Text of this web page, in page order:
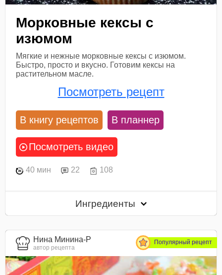
Морковные кексы с
изюмом
Мягкие и нежные морковные кексы с изюмом.
Быстро, просто и вкусно. Готовим кексы на
растительном масле.
Посмотреть рецепт
В книгу рецептов В планнер
Посмотреть видео
40 мин 22 108
Ингредиенты
Нина Минина-Р
автор рецепта
Популярный рецепт